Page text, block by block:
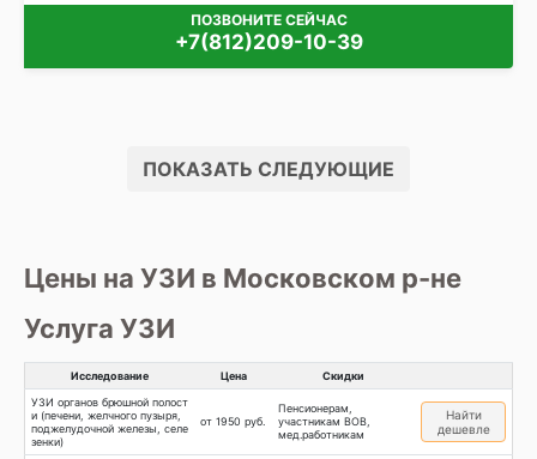
ПОЗВОНИТЕ СЕЙЧАС
+7(812)209-10-39
ПОКАЗАТЬ СЛЕДУЮЩИЕ
Цены на УЗИ в Московском р-не
Услуга УЗИ
Исследование Цена
Скидки
УЗИ органов брюшной полост
и (печени, желчного пузыря,
поджелудочной железы, селе
зенки)
от 1950 руб.
Пенсионерам,
участникам ВОВ,
мед.работникам
Найти
дешевле